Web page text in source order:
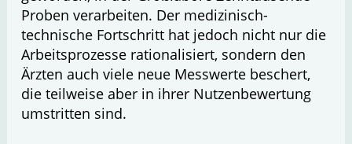
Proben verarbeiten. Der medizinisch-
technische Fortschritt hat jedoch nicht nur die
Arbeitsprozesse rationalisiert, sondern den
Ärzten auch viele neue Messwerte beschert,
die teilweise aber in ihrer Nutzenbewertung
umstritten sind.